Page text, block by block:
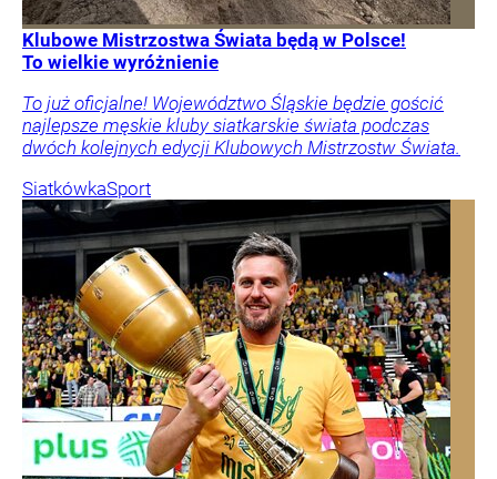
Klubowe Mistrzostwa Świata będą w Polsce!
To wielkie wyróżnienie
To już oficjalne! Województwo Śląskie będzie gościć
najlepsze męskie kluby siatkarskie świata podczas
dwóch kolejnych edycji Klubowych Mistrzostw Świata.
SiatkówkaSport